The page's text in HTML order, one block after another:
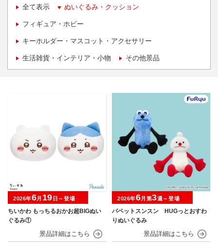
全て表示 ぬいぐるみ・クッション
フィギュア・ホビー
キーホルダー・マスコット・アクセサリー
生活雑貨・インテリア・小物 その他景品
ちいかわ もっちるおかお超BIGぬい
ぐるみ①
2026年6月 19 日～登場
パペットスンスン HUGっとおすわ
りぬいぐるみ
2026年6月第3週～登場